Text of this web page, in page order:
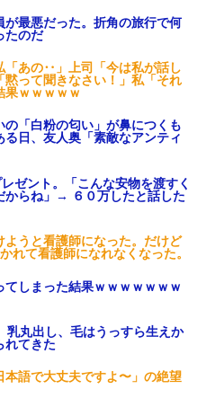
最悪だった。折角の旅行で何
たのだ
「あの‥」上司「今は私が話し
って聞きなさい！」私「それ
ｗｗｗｗｗ
「白粉の匂い」が鼻につくも
日、友人奥「素敵なアンティ
ゼント。「こんな安物を渡すく
からね」→ ６０万したと話した
うと看護師になった。だけど
れて看護師になれなくなった。
てしまった結果ｗｗｗｗｗｗｗ
乳丸出し、毛はうっすら生えか
れてきた
本語で大丈夫ですよ〜」の絶望